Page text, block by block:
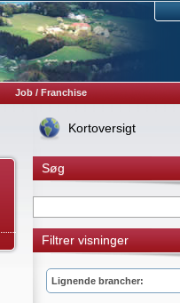
Job / Franchise
Kortoversigt
Søg
Filtrer visninger
Lignende brancher: